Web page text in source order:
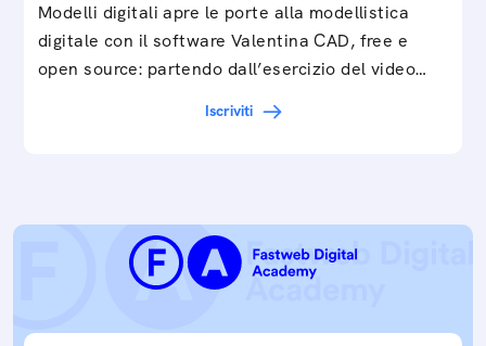
Modelli digitali apre le porte alla modellistica
digitale con il software Valentina CAD, free e
open source: partendo dall’esercizio del video…
Iscriviti